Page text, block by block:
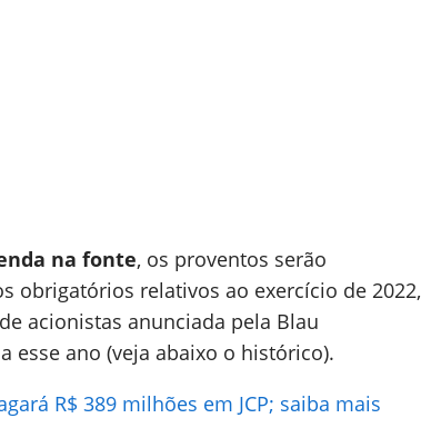
na fonte, os proventos serão
obrigatórios relativos ao exercício de 2022,
acionistas anunciada pela Blau
esse ano (veja abaixo o histórico).
R$ 389 milhões em JCP; saiba mais